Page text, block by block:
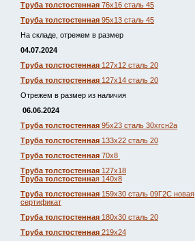
Труба толстостенная 76х16 сталь 45
Труба толстостенная 95х13 сталь 45
На складе, отрежем в размер
04.07.2024
Труба толстостенная 127х12 сталь 20
Труба толстостенная 127х14 сталь 20
Отрежем в размер из наличия
06.06.2024
Труба толстостенная 95х23 сталь 30хгсн2а
Труба толстостенная 133х22 сталь 20
Труба толстостенная 70х8
Труба толстостенная 127х18
Труба толстостенная 140х8
Труба толстостенная 159х30 сталь 09Г2С новая
сертификат
Труба толстостенная 180х30 сталь 20
Труба толстостенная 219х24